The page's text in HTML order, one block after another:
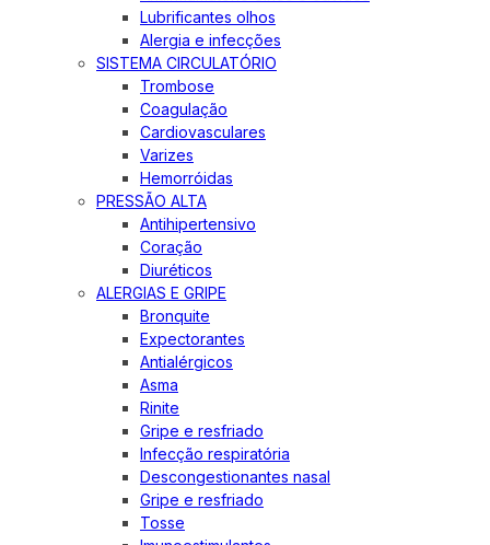
Lubrificantes olhos
Alergia e infecções
SISTEMA CIRCULATÓRIO
Trombose
Coagulação
Cardiovasculares
Varizes
Hemorróidas
PRESSÃO ALTA
Antihipertensivo
Coração
Diuréticos
ALERGIAS E GRIPE
Bronquite
Expectorantes
Antialérgicos
Asma
Rinite
Gripe e resfriado
Infecção respiratória
Descongestionantes nasal
Gripe e resfriado
Tosse